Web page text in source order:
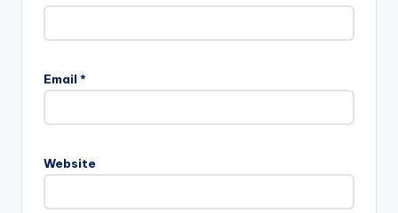
Email *
Website